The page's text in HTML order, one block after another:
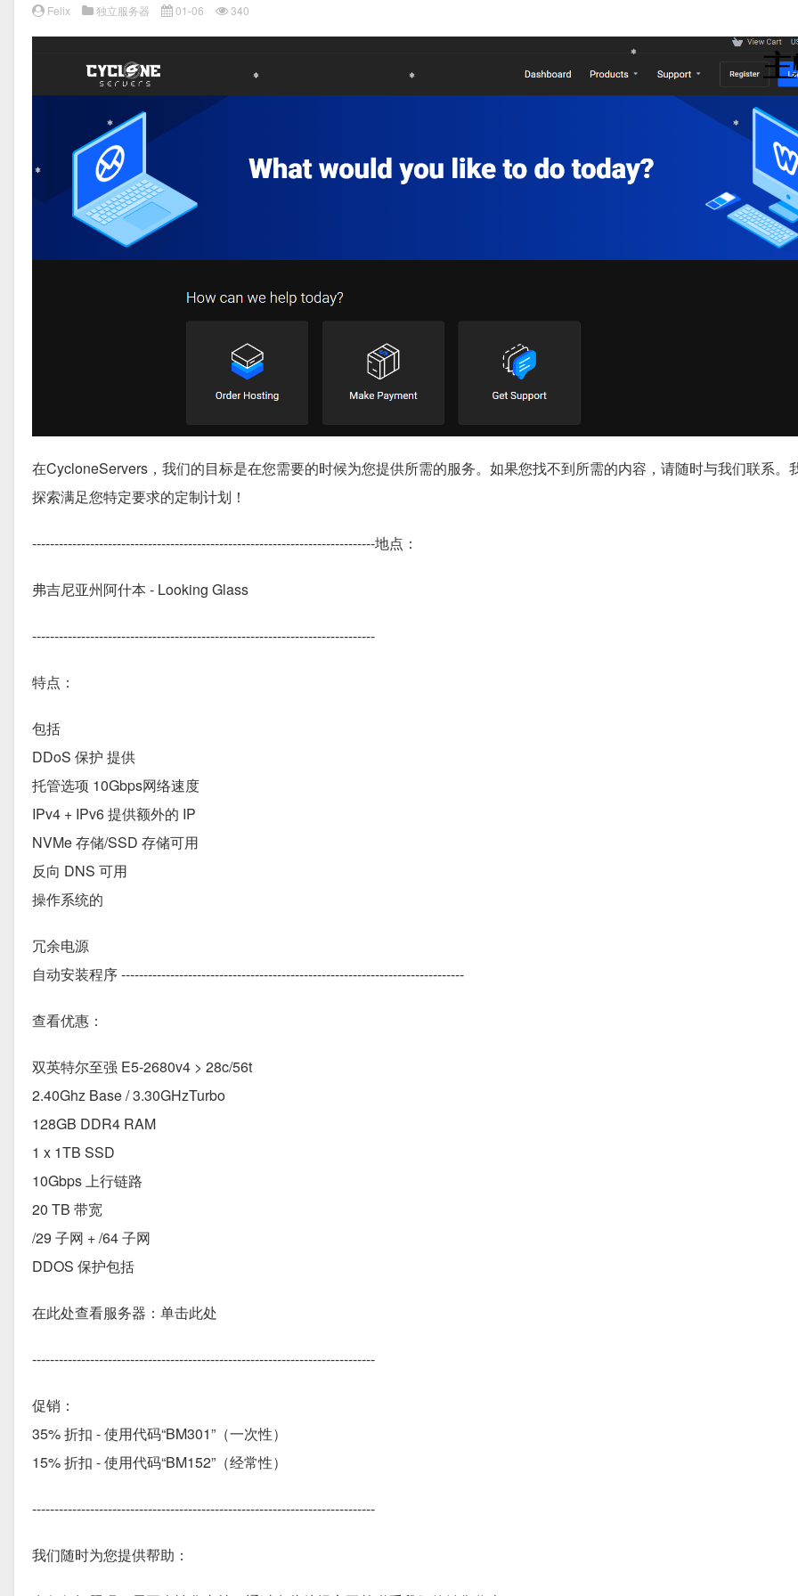
Felix 独立服务器 01-06 340
在CycloneServers，我们的目标是在您需要的时候为您提供所需的服务。如果您找不到所需的内容，请随时与我们联系。
探索满足您特定要求的定制计划！
-----------------------------------------------------------------------------地点：
弗吉尼亚州阿什本 - Looking Glass
-----------------------------------------------------------------------------
特点：
包括
DDoS 保护 提供
托管选项 10Gbps网络速度
IPv4 + IPv6 提供额外的 IP
NVMe 存储/SSD 存储可用
反向 DNS 可用
操作系统的
冗余电源
自动安装程序 -----------------------------------------------------------------------------
查看优惠：
双英特尔至强 E5-2680v4 > 28c/56t
2.40Ghz Base / 3.30GHzTurbo
128GB DDR4 RAM
1 x 1TB SSD
10Gbps 上行链路
20 TB 带宽
/29 子网 + /64 子网
DDOS 保护包括
在此处查看服务器：单击此处
-----------------------------------------------------------------------------
促销：
35% 折扣 - 使用代码“BM301”（一次性）
15% 折扣 - 使用代码“BM152”（经常性）
-----------------------------------------------------------------------------
我们随时为您提供帮助：